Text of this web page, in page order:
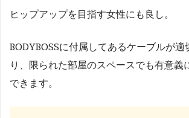
ヒップアップを目指す女性にも良し。
BODYBOSSに付属してあるケーブルが
り、限られた部屋のスペースでも有意義
できます。